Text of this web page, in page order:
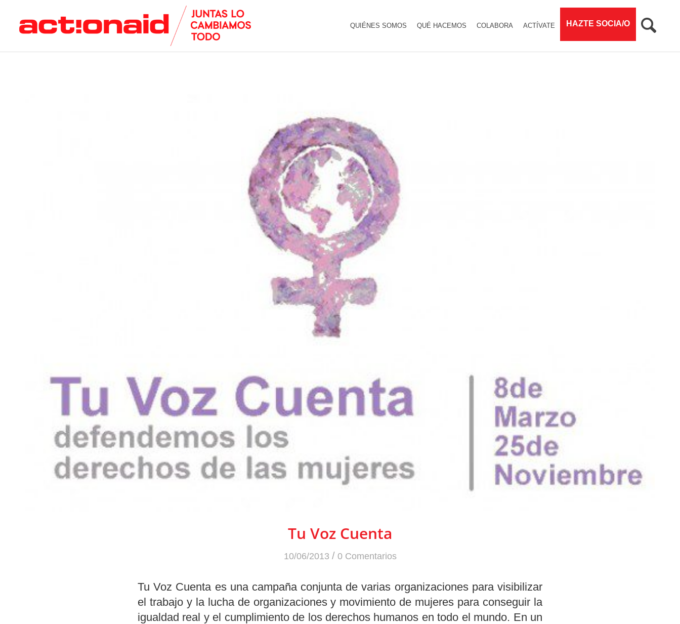
QUIÉNES SOMOS QUÉ HACEMOS COLABORA ACTÍVATE HAZTE SOCIA/O
Tu Voz Cuenta
10/06/2013 / 0 Comentarios
Tu Voz Cuenta es una campaña conjunta de varias organizaciones para visibilizar
el trabajo y la lucha de organizaciones y movimiento de mujeres para conseguir la
igualdad real y el cumplimiento de los derechos humanos en todo el mundo. En un